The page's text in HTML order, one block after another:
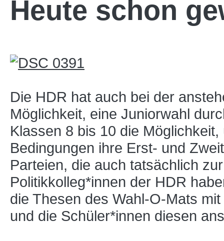
Heute schon
Die HDR hat auch bei der
Möglichkeit, eine Juniorwahl
Klassen 8 bis 10 die
Bedingungen ihre Erst- und
Parteien, die auch tatsächlich
Politikkolleg*innen der HDR
die Thesen des Wahl-O-Mats
und die Schüler*innen diesen